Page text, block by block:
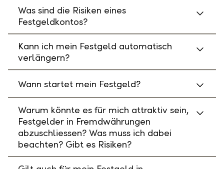
Was sind die Risiken eines
Festgeldkontos?
Kann ich mein Festgeld automatisch
verlängern?
Wann startet mein Festgeld?
Warum könnte es für mich attraktiv sein,
Festgelder in Fremdwährungen
abzuschliessen? Was muss ich dabei
beachten? Gibt es Risiken?